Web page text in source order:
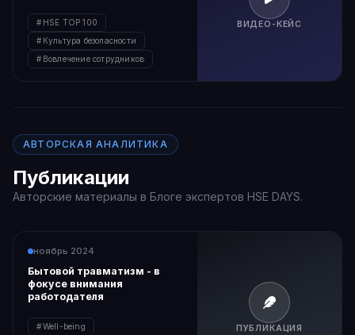
HSE TOP 100
Культура безопасности
Вовлечение сотрудников
ВИДЕО-КЕЙС
АВТОРСКАЯ АНАЛИТИКА
Публикации
Авторские материалы в Блоге экспертов HSE DAYS.
ноябрь 2024
Бытовой травматизм - в
фокусе внимания
работодателя
Well-being
ПУБЛИКАЦИЯ